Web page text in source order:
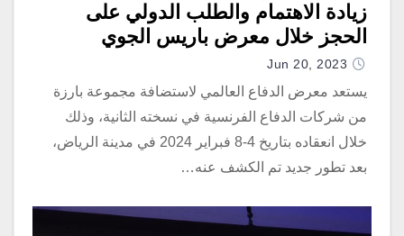
زيادة الاهتمام والطلب الدولي على
الحجز خلال معرض باريس الجوي
Jun 20, 2023
يستعد معرض الدفاع العالمي لاستضافة مجموعة بارزة
من شركات الدفاع الفرنسية في نسخته الثانية، وذلك
خلال انعقاده بتاريخ 4-8 فبراير 2024 في مدينة الرياض،
بعد تطور جديد تم الكشف عنه…